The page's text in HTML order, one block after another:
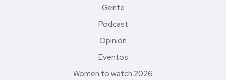
Gente
Podcast
Opinión
Eventos
Women to watch 2026